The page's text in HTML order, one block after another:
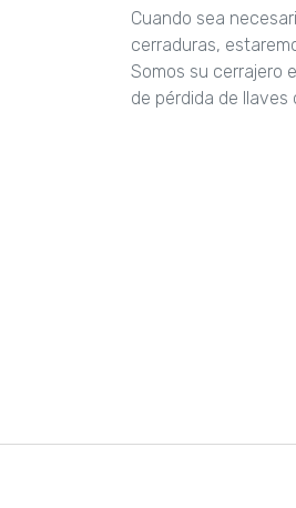
Cuando sea
cerraduras,
Somos su cerrajero
de pérdida de llaves